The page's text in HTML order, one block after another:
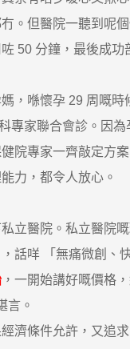
。但醫院一聽到呢
50 分鐘，最後成
喺懷孕 29 周嘅時
專家聯合會診。因
院專家一齊敲定方
力，都令人放心。
醫院。私立醫院嘅
話咩 「無痛微創
，一開始講好嘅價格
言。
條件允許，又追求